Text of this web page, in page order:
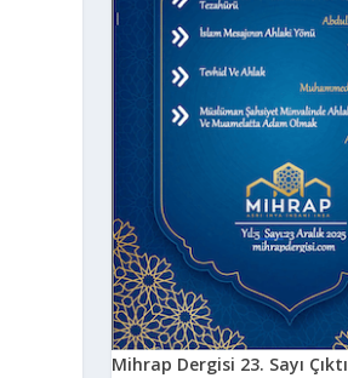
Mihrap Dergisi 23. Sayı Çıktı